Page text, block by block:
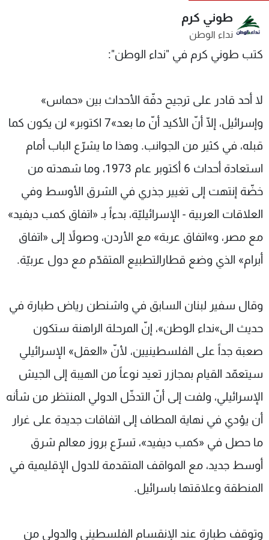
طوني كرم
نداء الوطن
كتب طوني كرم في "نداء الوطن":
لا أحد قادر على ترجيح دفّة الأحداث بين «حماس»
وإسرائيل، إلّا أنّ الأكيد أنّ ما بعد»7 اكتوبر» لن يكون كما
قبله، في كثير من الجوانب. وهذا ما يشرّع الباب أمام
استعادة أحداث 6 أكتوبر عام 1973، وما شهدته من
خضّة إنتهت إلى تغيير جذري في الشرق الأوسط وفي
العلاقات العربية - الإسرائيليّة، بدءاً بـ «اتفاق كمب ديفيد»
مع مصر، و»اتفاق عربة» مع الأردن، وصولاً إلى «اتفاق
أبرام» الذي وضع قطارالتطبيع المتقدّم مع دول عربيّة.
وقال سفير لبنان السابق في واشنطن رياض طبارة في
حديث الى»نداء الوطن»، إنّ المرحلة الراهنة ستكون
صعبة جداً على الفلسطينيين، لأنّ «العقل» الإسرائيلي
سيتعمّد القيام بمجازر تعيد نوعاً من الهيبة إلى الجيش
الإسرائيلي، ولفت إلى أنّ التدخّل الدولي المنتظر من شأنه
أن يؤدي في نهاية المطاف إلى اتفاقات جديدة على غرار
ما حصل في «كمب ديفيد»، تسرّع بروز معالم شرق
أوسط جديد، مع المواقف المتقدمة للدول الإقليمية في
المنطقة وعلاقتها باسرائيل.
وتوقف طبارة عند الإنقسام الفلسطيني والدولي من
شاهد البرامج
الترددات
لاعلاناتكم
شروط الإسـتخدام